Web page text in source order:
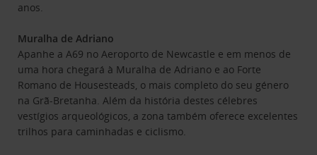
anos.
Muralha de Adriano
Apanhe a A69 no Aeroporto de Newcastle e em menos de
uma hora chegará à Muralha de Adriano e ao Forte
Romano de Housesteads, o mais completo do seu género
na Grã-Bretanha. Além da história destes célebres
vestígios arqueológicos, a zona também oferece excelentes
trilhos para caminhadas e ciclismo.